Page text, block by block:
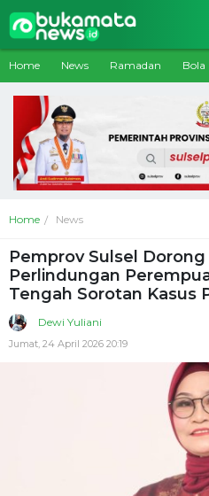
Home News Ramadan Bola
Home News
Pemprov Sulsel
Perlindungan
Tengah Sorotan Kasus
Dewi Yuliani
Jumat, 24 April 2026 20:19